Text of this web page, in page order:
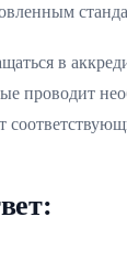
в
проводит